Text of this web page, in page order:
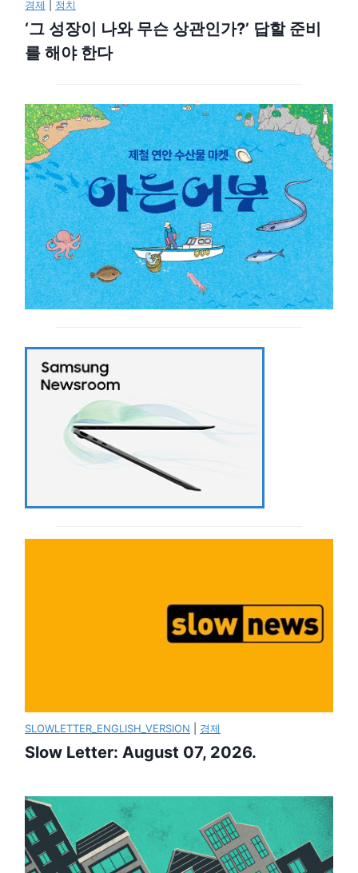
경제 정치
‘그 성장이 나와 무슨 상관인가?’ 답할 준비
를 해야 한다
SLOWLETTER_ENGLISH_VERSION 경제
Slow Letter: August 07, 2026.